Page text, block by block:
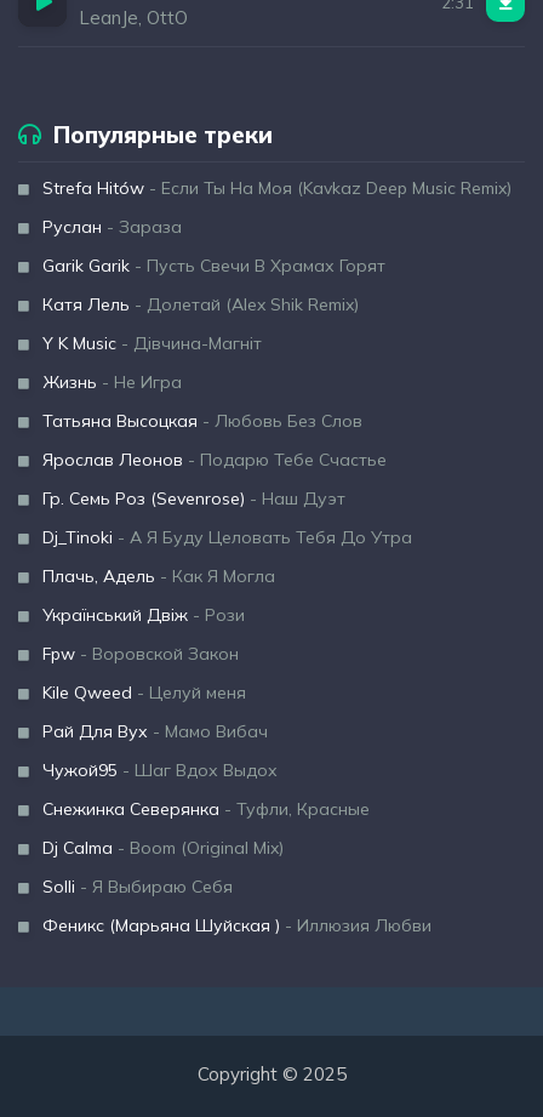
LeanJe, OttO
Популярные треки
Strefa Hitów - Если Ты На Моя (Kavkaz Deep Music Remix)
Руслан - Зараза
Garik Garik - Пусть Свечи В Храмах Горят
Катя Лель - Долетай (Alex Shik Remix)
Y K Music - Дівчина-Магніт
Жизнь - Не Игра
Татьяна Высоцкая - Любовь Без Слов
Ярослав Леонов - Подарю Тебе Счастье
Гр. Семь Роз (Sevenrose) - Наш Дуэт
Dj_Tinoki - А Я Буду Целовать Тебя До Утра
Плачь, Адель - Как Я Могла
Український Двіж - Рози
Fpw - Воровской Закон
Kile Qweed - Целуй меня
Рай Для Вух - Мамо Вибач
Чужой95 - Шаг Вдох Выдох
Снежинка Северянка - Туфли, Красные
Dj Calma - Boom (Original Mix)
Solli - Я Выбираю Себя
Феникс (Марьяна Шуйская ) - Иллюзия Любви
Copyright © 2025